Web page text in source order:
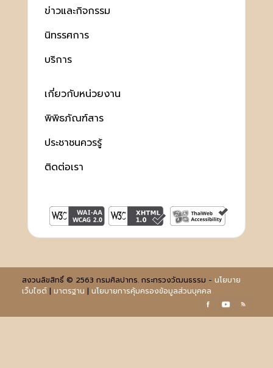
ข่าวและกิจกรรม
นิทรรศการ
บริการ
เกี่ยวกับหน่วยงาน
พิพิธภัณฑ์สาร
ประชาชนควรรู้
ติดต่อเรา
สงวนลิขสิทธิ์ © 2563 กรมศิลปากร. กระทรวงวัฒนธรรม - นโยบาย
เว็บไซต์| มาตรฐาน | นโยบายการคุ้มครองข้อมูลส่วนบุคคล